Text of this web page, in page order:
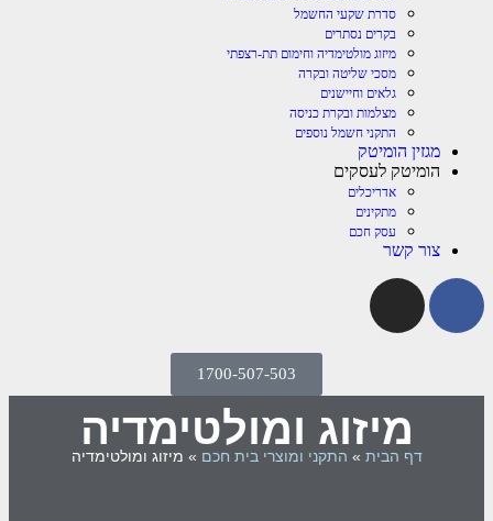
סדרת שקעי החשמל
בקרים נסתרים
מיזוג מולטימדיה וחימום תת-רצפתי
מסכי שליטה ובקרה
גלאים וחיישנים
מצלמות ובקרת כניסה
התקני חשמל נוספים
מגזין הומיטק
הומיטק לעסקים
אדריכלים
מתקינים
עסק חכם
צור קשר
1700-507-503
מיזוג ומולטימדיה
דף הבית » התקני ומוצרי בית חכם » מיזוג ומולטימדיה